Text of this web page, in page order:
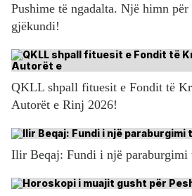
Pushime të ngadalta. Një himn për
gjëkundi!
QKLL shpall fituesit e Fondit të
Autorët e Rinj 2026!
Ilir Beqaj: Fundi i një paraburgimi